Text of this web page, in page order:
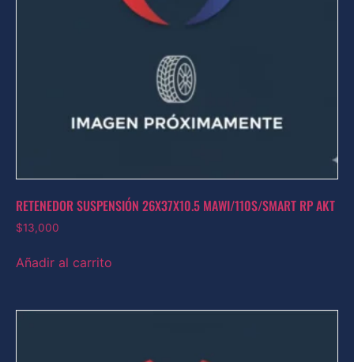
RETENEDOR SUSPENSIÓN 26X37X10.5 MAWI/110S/SMART RP AKT
$13,000
Añadir al carrito